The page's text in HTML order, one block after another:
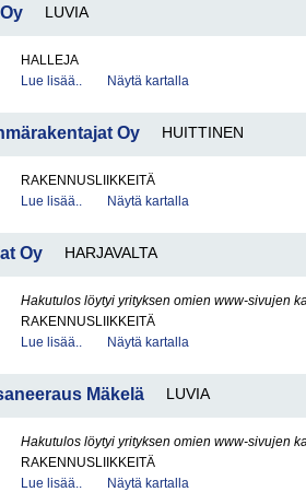
LUVIA
HALLEJA
Lue lisää..
Näytä kartalla
Oy HUITTINEN
RAKENNUSLIIKKEITÄ
Lue lisää..
Näytä kartalla
Oy HARJAVALTA
Hakutulos löytyi yrityksen omien www-sivujen
RAKENNUSLIIKKEITÄ
Lue lisää..
Näytä kartalla
Mäkelä LUVIA
Hakutulos löytyi yrityksen omien www-sivujen
RAKENNUSLIIKKEITÄ
Lue lisää..
Näytä kartalla